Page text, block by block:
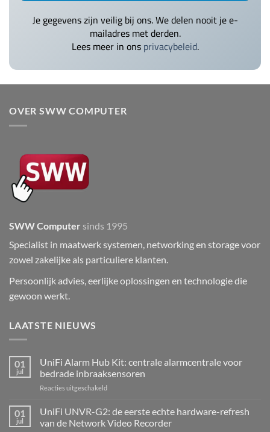
Je gegevens zijn veilig bij ons. We delen nooit je e-
mailadres met derden.
Lees meer in onsprivacybeleid.
OVER SWW COMPUTER
SWW Computer sinds 1995
Specialist in maatwerk systemen, networking en storage voor
zowel zakelijke als particuliere klanten.
Persoonlijk advies, eerlijke oplossingen en technologie die
gewoon werkt.
LAATSTE NIEUWS
01
jul
UniFi Alarm Hub Kit: centrale alarmcentrale voor
bedrade inbraaksensoren
Reacties uitgeschakeldvoor
Alarm
Kit:
01
jul
UniFi UNVR-G2: de eerste echte hardware-refresh
van de Network Video Recorder